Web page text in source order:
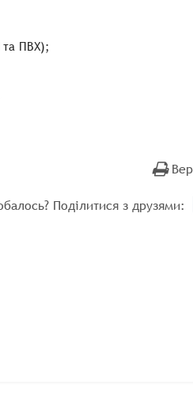
та ПВХ);
Поділитися з друзями: